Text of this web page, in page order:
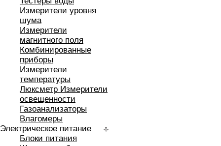
Измерители уровня
шума
Измерители
магнитного поля
Комбинированные
приборы
Измерители
температуры
Люксметр Измерители
освещенности
Газоанализаторы
Влагомеры
Электрическое питание
Блоки питания